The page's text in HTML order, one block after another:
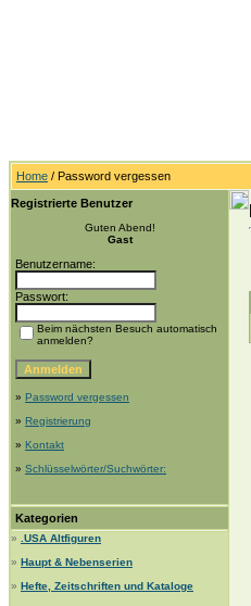
Home / Password vergessen
Registrierte Benutzer
Guten Abend!
Gast
Benutzername:
Passwort:
Beim nächsten Besuch automatisch
anmelden?
» Password vergessen
» Registrierung
» Kontakt
» Schlüsselwörter/Suchwörter:
Kategorien
»
.USA Altfiguren
» Haupt & Nebenserien
» Hefte, Zeitschriften und Kataloge